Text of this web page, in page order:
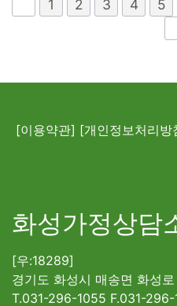
1 2 3 4 5
[이용약관] [개인정보처리방
화성가정상담
[우:18289]
경기도 화성시 매송면 화성
T.031-296-1055 F.031-296-